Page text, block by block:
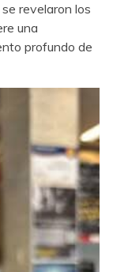
revelaron los
una
profundo de